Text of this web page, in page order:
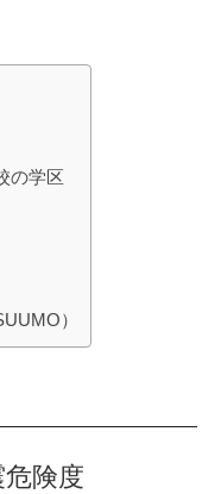
の学区
）
険度